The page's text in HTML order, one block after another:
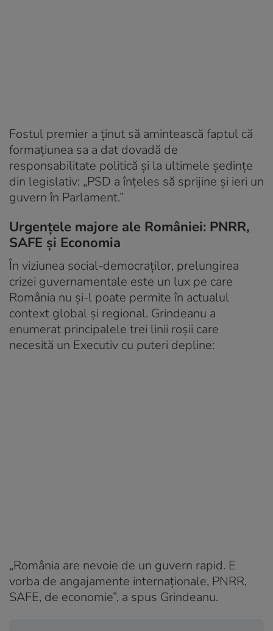
Fostul premier a ținut să amintească faptul că
formațiunea sa a dat dovadă de
responsabilitate politică și la ultimele ședințe
din legislativ: „PSD a înțeles să sprijine și ieri un
guvern în Parlament.”
Urgențele majore ale României: PNRR,
SAFE și Economia
În viziunea social-democraților, prelungirea
crizei guvernamentale este un lux pe care
România nu și-l poate permite în actualul
context global și regional. Grindeanu a
enumerat principalele trei linii roșii care
necesită un Executiv cu puteri depline:
„România are nevoie de un guvern rapid. E
vorba de angajamente internaționale, PNRR,
SAFE, de economie”, a spus Grindeanu.